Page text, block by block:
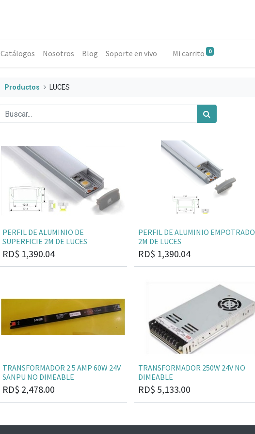
Catálogos Nosotros Blog Soporte en vivo Mi carrito 0
Productos LUCES
PERFIL DE ALUMINIO DE
SUPERFICIE 2M DE LUCES
RD$ 1,390.04
PERFIL DE ALUMINIO EMPOTRADO
2M DE LUCES
RD$ 1,390.04
TRANSFORMADOR 2.5 AMP 60W 24V
SANPU NO DIMEABLE
RD$ 2,478.00
TRANSFORMADOR 250W 24V NO
DIMEABLE
RD$ 5,133.00